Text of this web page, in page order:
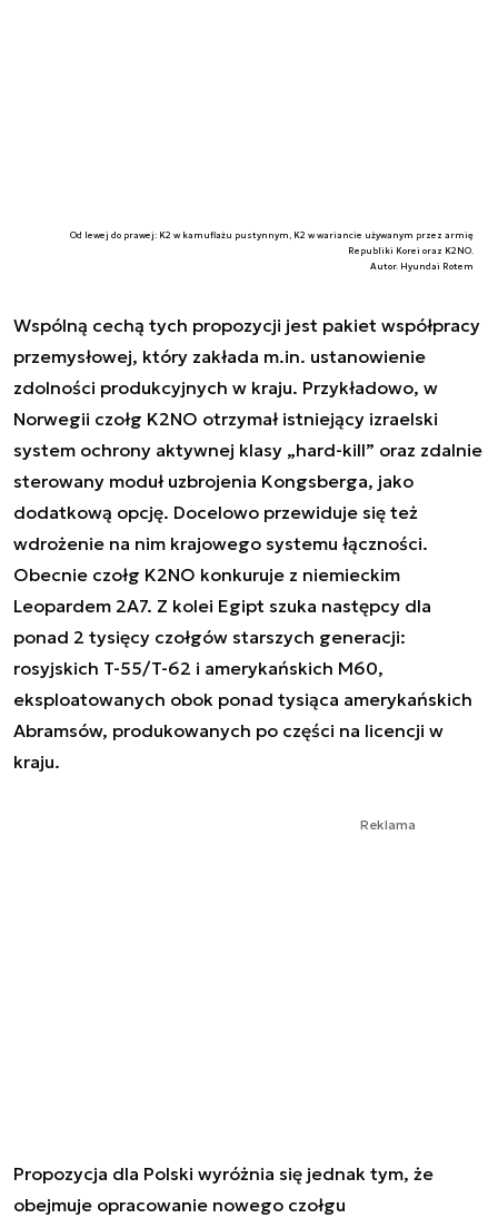
Od lewej do prawej: K2 w kamuflażu pustynnym, K2 w wariancie używanym przez armię
Republiki Korei oraz K2NO.
Autor. Hyundai Rotem
Wspólną cechą tych propozycji jest pakiet współpracy
przemysłowej, który zakłada m.in. ustanowienie
zdolności produkcyjnych w kraju. Przykładowo, w
Norwegii czołg K2NO otrzymał istniejący izraelski
system ochrony aktywnej klasy „hard-kill” oraz zdalnie
sterowany moduł uzbrojenia Kongsberga, jako
dodatkową opcję. Docelowo przewiduje się też
wdrożenie na nim krajowego systemu łączności.
Obecnie czołg K2NO konkuruje z niemieckim
Leopardem 2A7. Z kolei Egipt szuka następcy dla
ponad 2 tysięcy czołgów starszych generacji:
rosyjskich T-55/T-62 i amerykańskich M60,
eksploatowanych obok ponad tysiąca amerykańskich
Abramsów, produkowanych po części na licencji w
kraju.
Reklama
Propozycja dla Polski wyróżnia się jednak tym, że
obejmuje opracowanie nowego czołgu